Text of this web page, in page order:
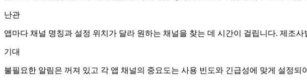
난관
앱마다 채널 명칭과 설정 위치가 달라 원하는 채널을 찾는 데 시간이 걸립니다. 제조
기대
불필요한 알림은 꺼져 있고 각 앱 채널의 중요도는 사용 빈도와 긴급성에 맞게 설정되